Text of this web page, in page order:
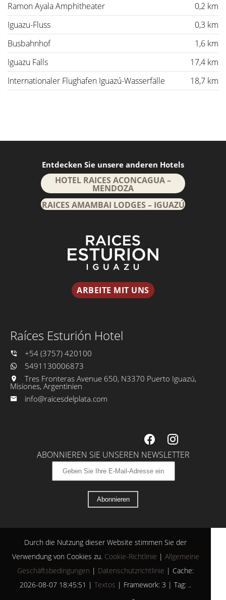
Ramon Ayala Amphitheater
0,2 km
Iguazu-Fluss
0,3 km
Busbahnhof
1,6 km
Iguazu Falls
17,4 km
Internationaler Flughafen Iguazú-Wasserfälle
18,7 km
Raíces Esturión Hotel
+54 (3757) 420100
5491130006873
Tres Fronteras Avenue 650, N3370 Puerto Iguazú,
Misiones, Argentinien
info@raicesdelplata.com
ARBEITE MIT UNS
Entdecken Sie unsere anderen Hotels
HOTEL RAICES ACONCAGUA –
MENDOZA
RAICES AMAMBAI LODGES – IGUAZÚ
ABONNIEREN SIE UNSEREN NEWSLETTER
Abonnieren
Durch die Nutzung dieser Website stimmen Sie der
Verwendung von Cookies zu. Cookie-Richtlinie | Allgemeine
Geschäftsbedingungen | Datenschutzrichtlinie | Cache:
2026-08-07 18:45:51 | Textos | Framework: 3 | Tag: ..